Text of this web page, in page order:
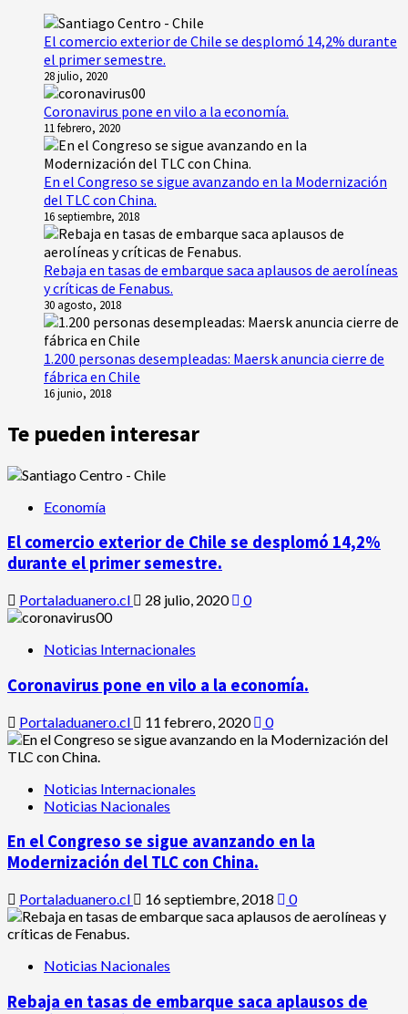
El comercio exterior de Chile se desplomó 14,2% durante
el primer semestre.
28 julio, 2020
Coronavirus pone en vilo a la economía.
11 febrero, 2020
En el Congreso se sigue avanzando en la Modernización
del TLC con China.
16 septiembre, 2018
Rebaja en tasas de embarque saca aplausos de aerolíneas
y críticas de Fenabus.
30 agosto, 2018
1.200 personas desempleadas: Maersk anuncia cierre de
fábrica en Chile
16 junio, 2018
Te pueden interesar
Economía
El comercio exterior de Chile se desplomó 14,2%
durante el primer semestre.
Portaladuanero.cl 28 julio, 2020 0
Noticias Internacionales
Coronavirus pone en vilo a la economía.
Portaladuanero.cl 11 febrero, 2020 0
Noticias Internacionales
Noticias Nacionales
En el Congreso se sigue avanzando en la
Modernización del TLC con China.
Portaladuanero.cl 16 septiembre, 2018 0
Noticias Nacionales
Rebaja en tasas de embarque saca aplausos de